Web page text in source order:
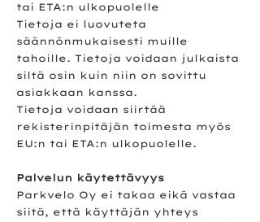
tai ETA:n ulkopuolelle
Tietoja ei luovuteta
säännönmukaisesti muille
tahoille. Tietoja voidaan julkaista
siltä osin kuin niin on sovittu
asiakkaan kanssa.
Tietoja voidaan siirtää
rekisterinpitäjän toimesta myös
EU:n tai ETA:n ulkopuolelle.
Palvelun käytettävyys
Parkvelo Oy ei takaa eikä vastaa
siitä, että käyttäjän yhteys